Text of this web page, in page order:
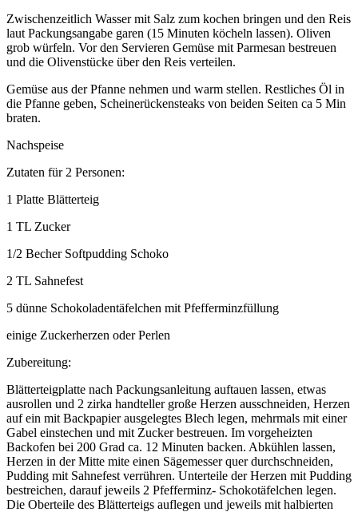
Zwischenzeitlich Wasser mit Salz zum kochen bringen und den Reis
laut Packungsangabe garen (15 Minuten köcheln lassen). Oliven
grob würfeln. Vor den Servieren Gemüse mit Parmesan bestreuen
und die Olivenstücke über den Reis verteilen.
Gemüse aus der Pfanne nehmen und warm stellen. Restliches Öl in
die Pfanne geben, Scheinerückensteaks von beiden Seiten ca 5 Min
braten.
Nachspeise
Zutaten für 2 Personen:
1 Platte Blätterteig
1 TL Zucker
1/2 Becher Softpudding Schoko
2 TL Sahnefest
5 dünne Schokoladentäfelchen mit Pfefferminzfüllung
einige Zuckerherzen oder Perlen
Zubereitung:
Blätterteigplatte nach Packungsanleitung auftauen lassen, etwas
ausrollen und 2 zirka handteller große Herzen ausschneiden, Herzen
auf ein mit Backpapier ausgelegtes Blech legen, mehrmals mit einer
Gabel einstechen und mit Zucker bestreuen. Im vorgeheizten
Backofen bei 200 Grad ca. 12 Minuten backen. Abkühlen lassen,
Herzen in der Mitte mite einen Sägemesser quer durchschneiden,
Pudding mit Sahnefest verrühren. Unterteile der Herzen mit Pudding
bestreichen, darauf jeweils 2 Pfefferminz- Schokotäfelchen legen.
Die Oberteile des Blätterteigs auflegen und jeweils mit halbierten